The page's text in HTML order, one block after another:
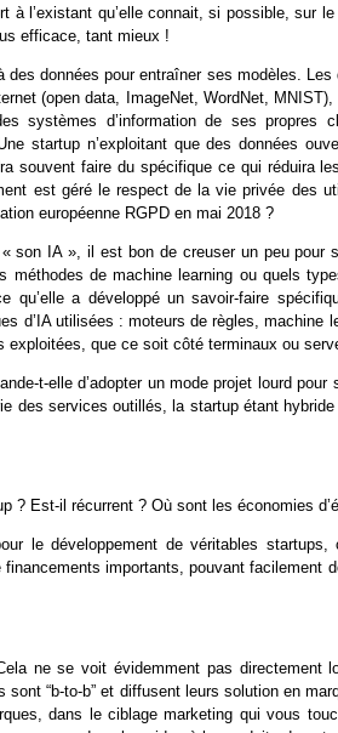
à l’existant qu’elle connait, si possible, sur
efficace, tant mieux !
des données pour entraîner ses modèles.
(open data, ImageNet, WordNet,
systèmes d’information de ses propres
startup n’exploitant que des données
souvent faire du spécifique ce qui réduira
est géré le respect de la vie privée des
européenne RGPD en mai 2018 ?
son IA », il est bon de creuser un peu pour
méthodes de machine learning ou quels
a développé un savoir-faire
d’IA utilisées : moteurs de règles, machine
que ce soit côté terminaux ou
t-elle d’adopter un mode projet lourd
des services outillés, la startup étant
? Est-il récurrent ? Où sont les économies
le développement de véritables startups,
importants, pouvant facilement
ne se voit évidemment pas directement
“b-to-b” et diffusent leurs solution en
dans le ciblage marketing qui vous